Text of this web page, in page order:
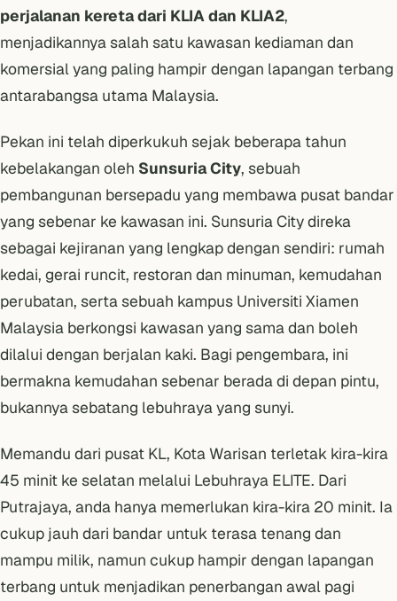
perjalanan kereta dari KLIA dan KLIA2,
menjadikannya salah satu kawasan kediaman dan
komersial yang paling hampir dengan lapangan terbang
antarabangsa utama Malaysia.
Pekan ini telah diperkukuh sejak beberapa tahun
kebelakangan oleh Sunsuria City, sebuah
pembangunan bersepadu yang membawa pusat bandar
yang sebenar ke kawasan ini. Sunsuria City direka
sebagai kejiranan yang lengkap dengan sendiri: rumah
kedai, gerai runcit, restoran dan minuman, kemudahan
perubatan, serta sebuah kampus Universiti Xiamen
Malaysia berkongsi kawasan yang sama dan boleh
dilalui dengan berjalan kaki. Bagi pengembara, ini
bermakna kemudahan sebenar berada di depan pintu,
bukannya sebatang lebuhraya yang sunyi.
Memandu dari pusat KL, Kota Warisan terletak kira-kira
45 minit ke selatan melalui Lebuhraya ELITE. Dari
Putrajaya, anda hanya memerlukan kira-kira 20 minit. Ia
cukup jauh dari bandar untuk terasa tenang dan
mampu milik, namun cukup hampir dengan lapangan
terbang untuk menjadikan penerbangan awal pagi